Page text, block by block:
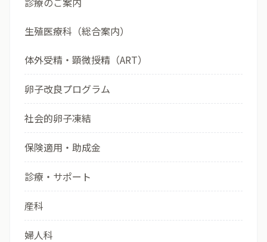
生殖医療科（総合案内）
体外受精・顕微授精（ART）
卵子改良プログラム
社会的卵子凍結
保険適用・助成金
診療・サポート
産科
婦人科